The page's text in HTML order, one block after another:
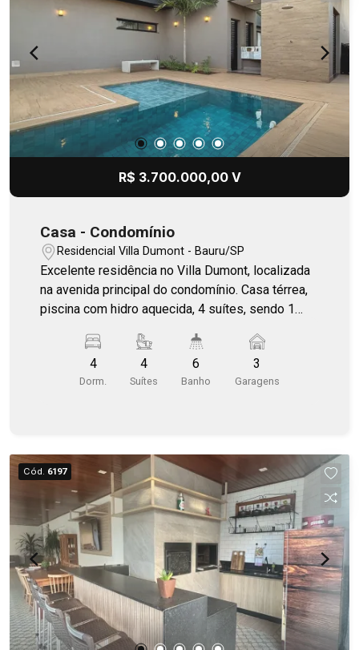
R$ 3.700.000,00 V
Casa - Condomínio
Residencial Villa Dumont - Bauru/SP
Excelente residência no Villa Dumont, localizada
na avenida principal do condomínio. Casa térrea,
piscina com hidro aquecida, 4 suítes, sendo 1
marcenaria alto padrão, garagem para 3 carros,
paisagismo, climatizada. Imóvel porteira
(fechada), vai tirar apenas roupas e objetos
4
Dorm.
4
Suítes
6
Banho
3
Garagens
Cód. 6197